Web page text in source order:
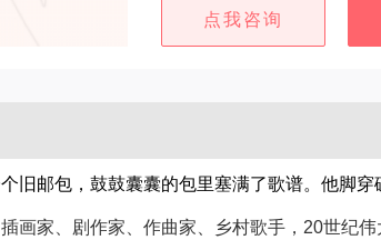
点我咨询
旧邮包，鼓鼓囊囊的包里塞满了歌谱。他脚
画家、剧作家、作曲家、乡村歌手，20世纪